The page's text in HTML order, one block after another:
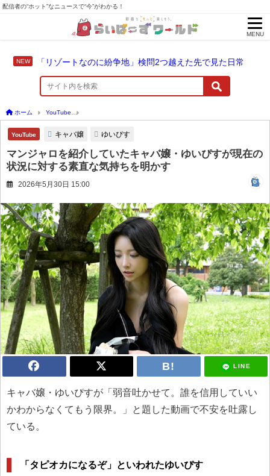
配信者の“ホット”なニュースで“今”がわかる！
MENU
「リゾートなのに紛争地」検問2つ越えた先で見た日常
ホーム YouTube
YouTube キャバ嬢 ゆいぴす
マンジャロを紹介していたキャバ嬢・ゆいぴすが現在の
状況に対する素直な気持ちを明かす
2026年5月30日 15:00
LINE
キャバ嬢・ゆいぴすが「弱音吐かせて。誰を信用していい
かわからなくてもう限界。」と題した動画で不安を吐露し
ている。
「タピオカになるぞ」といわれたゆいぴす